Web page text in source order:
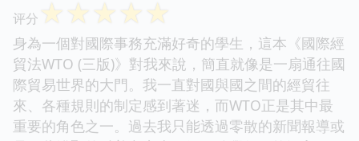
评分 ☆☆☆☆☆
身為一個對國際事務充滿好奇的學生，這本《國際經
貿法WTO (三版)》對我來說，簡直就像是一扇通往國
際貿易世界的大門。我一直對國與國之間的經貿往
來、各種規則的制定感到著迷，而WTO正是其中最
重要的角色之一。過去我只能透過零散的新聞報導或